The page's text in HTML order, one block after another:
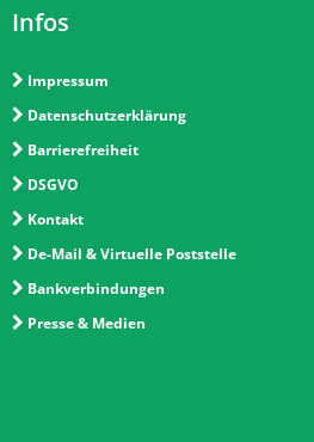
Infos
Impressum
Datenschutzerklärung
Barrierefreiheit
DSGVO
Kontakt
De-Mail & Virtuelle Poststelle
Bankverbindungen
Presse & Medien